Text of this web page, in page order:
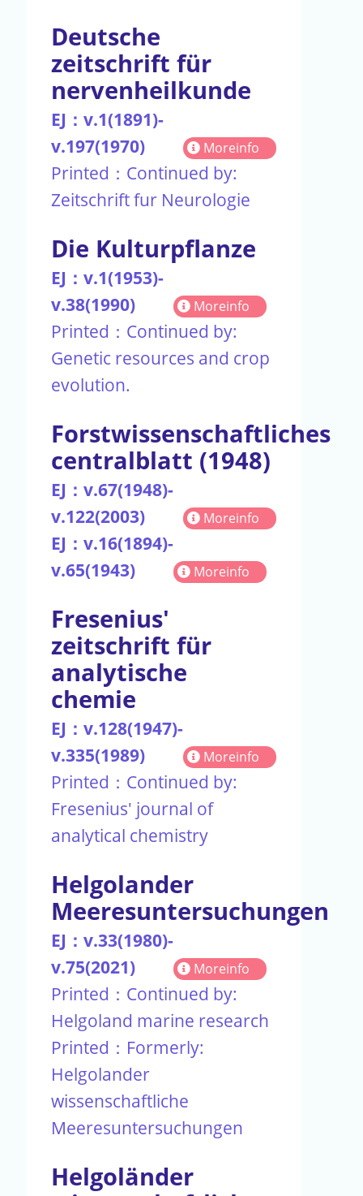
Deutsche
zeitschrift für
nervenheilkunde
EJ：v.1(1891)-
v.197(1970)
Moreinfo
Printed：Continued by:
Zeitschrift fur Neurologie
Die Kulturpflanze
EJ：v.1(1953)-
v.38(1990)
Moreinfo
Printed：Continued by:
Genetic resources and crop
evolution.
Forstwissenschaftliches
centralblatt (1948)
EJ：v.67(1948)-
v.122(2003)
Moreinfo
EJ：v.16(1894)-
v.65(1943)
Moreinfo
Fresenius'
zeitschrift für
analytische
chemie
EJ：v.128(1947)-
v.335(1989)
Moreinfo
Printed：Continued by:
Fresenius' journal of
analytical chemistry
Helgolander
Meeresuntersuchungen
EJ：v.33(1980)-
v.75(2021)
Moreinfo
Printed：Continued by:
Helgoland marine research
Printed：Formerly:
Helgolander
wissenschaftliche
Meeresuntersuchungen
Helgoländer